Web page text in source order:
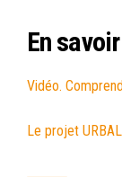
En
Vidéo.
Le projet